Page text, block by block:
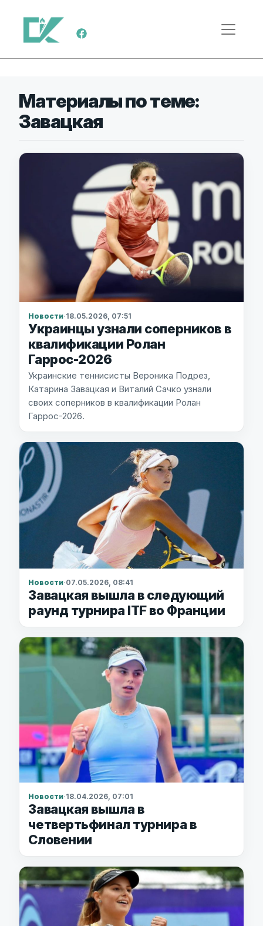
Перейти к содержимому
Меню навигации
Материалы по теме:
Завацкая
Новости·18.05.2026, 07:51
Украинцы узнали соперников в
квалификации Ролан
Гаррос-2026
Украинские теннисисты Вероника Подрез,
Катарина Завацкая и Виталий Сачко узнали
своих соперников в квалификации Ролан
Гаррос-2026.
Новости·07.05.2026, 08:41
Завацкая вышла в следующий
раунд турнира ITF во Франции
Новости·18.04.2026, 07:01
Завацкая вышла в
четвертьфинал турнира в
Словении